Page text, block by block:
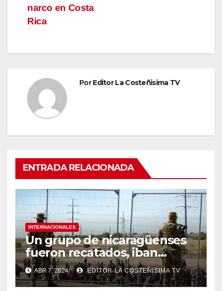
narco en Costa
Rica
PorEditor La Costeñisima TV
ENTRADA RELACIONADA
INTERNACIONALES
Un grupo de nicaragüenses
fueron recatados, iban
hacinados en un furgón en
México
ABR 7, 2024 EDITOR LA COSTEÑISIMA TV